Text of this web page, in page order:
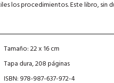
los procedimientos. Este libro, sin
Tamaño: 22 x 16 cm
Tapa dura, 208 páginas
ISBN: 978-987-637-972-4